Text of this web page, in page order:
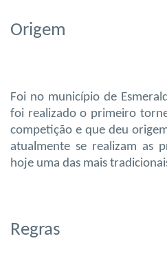
Origem
Foi no município de
foi realizado o primeiro
competição e que deu
atualmente se realizam as
hoje uma das mais
Regras